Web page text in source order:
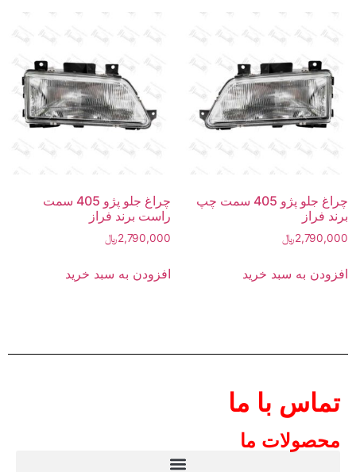
چراغ جلو پژو 405 سمت چپ
برند فراز
2,790,000﷼
افزودن به سبد خرید
چراغ جلو پژو 405 سمت
راست برند فراز
2,790,000﷼
افزودن به سبد خرید
تماس با ما
محصولات ما